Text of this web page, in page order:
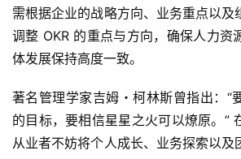
需根据企业的战略方向、业务重点以及
调整 OKR 的重点与方向，确保人力资
体发展保持高度一致。
著名管理学家吉姆・柯林斯曾指出：“
的目标，要相信星星之火可以燎原。”
从业者不妨将个人成长、业务探索以及